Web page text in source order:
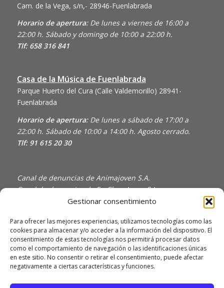
Gestionar consentimiento
Para ofrecer las mejores experiencias, utilizamos tecnologías como las
cookies para almacenar y/o acceder a la información del dispositivo. El
consentimiento de estas tecnologías nos permitirá procesar datos
como el comportamiento de navegación o las identificaciones únicas
en este sitio. No consentir o retirar el consentimiento, puede afectar
negativamente a ciertas características y funciones.
Cam. de la Vega, s/n,- 28946-Fuenlabrada
Horario de apertura: De lunes a viernes de 16:00 a
22:00 h. Sábado y domingo de 10:00 a 22:00 h.
Tlf: 658 316 841
Casa de la Música de Fuenlabrada
Parque Huerto del Cura (Calle Valdemorillo) 28941-
Fuenlabrada
Horario de apertura: De lunes a sábado de 17:00 a
22:00 h. Sábado de 10:00 a 14:00 h. Agosto cerrado.
Tlf: 91 615 20 30
Canal de denuncias de Animajoven S.A.
Canal de denuncias de En Clave Joven S.L.
Política de Privacidad y Uso de Cookies
Política de calidad